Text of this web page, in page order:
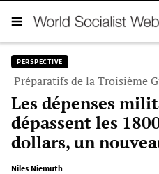
PERSPECTIVE
Préparatifs de la Troisième
Les dépenses
dépassent les
dollars, un
Niles Niemuth